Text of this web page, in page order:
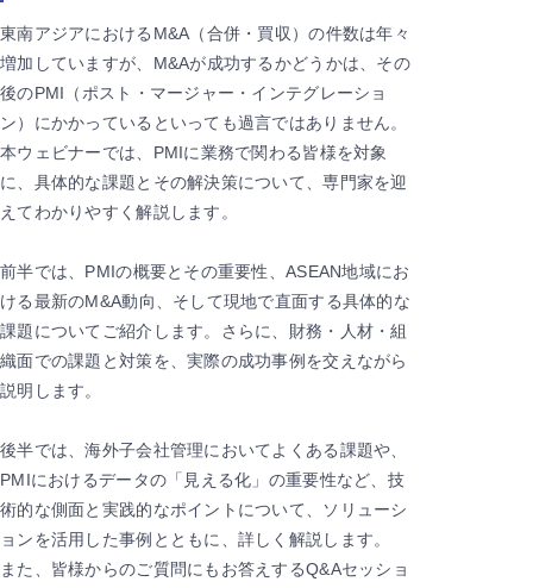
東南アジアにおけるM&A（合併・買収）の件数は年々
増加していますが、M&Aが成功するかどうかは、その
後のPMI（ポスト・マージャー・インテグレーショ
ン）にかかっているといっても過言ではありません。
本ウェビナーでは、PMIに業務で関わる皆様を対象
に、具体的な課題とその解決策について、専門家を迎
えてわかりやすく解説します。
前半では、PMIの概要とその重要性、ASEAN地域にお
ける最新のM&A動向、そして現地で直面する具体的な
課題についてご紹介します。さらに、財務・人材・組
織面での課題と対策を、実際の成功事例を交えながら
説明します。
後半では、海外子会社管理においてよくある課題や、
PMIにおけるデータの「見える化」の重要性など、技
術的な側面と実践的なポイントについて、ソリューシ
ョンを活用した事例とともに、詳しく解説します。
また、皆様からのご質問にもお答えするQ&Aセッショ